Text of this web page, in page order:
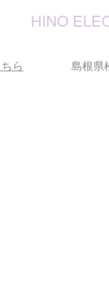
HINO
ら 島根県